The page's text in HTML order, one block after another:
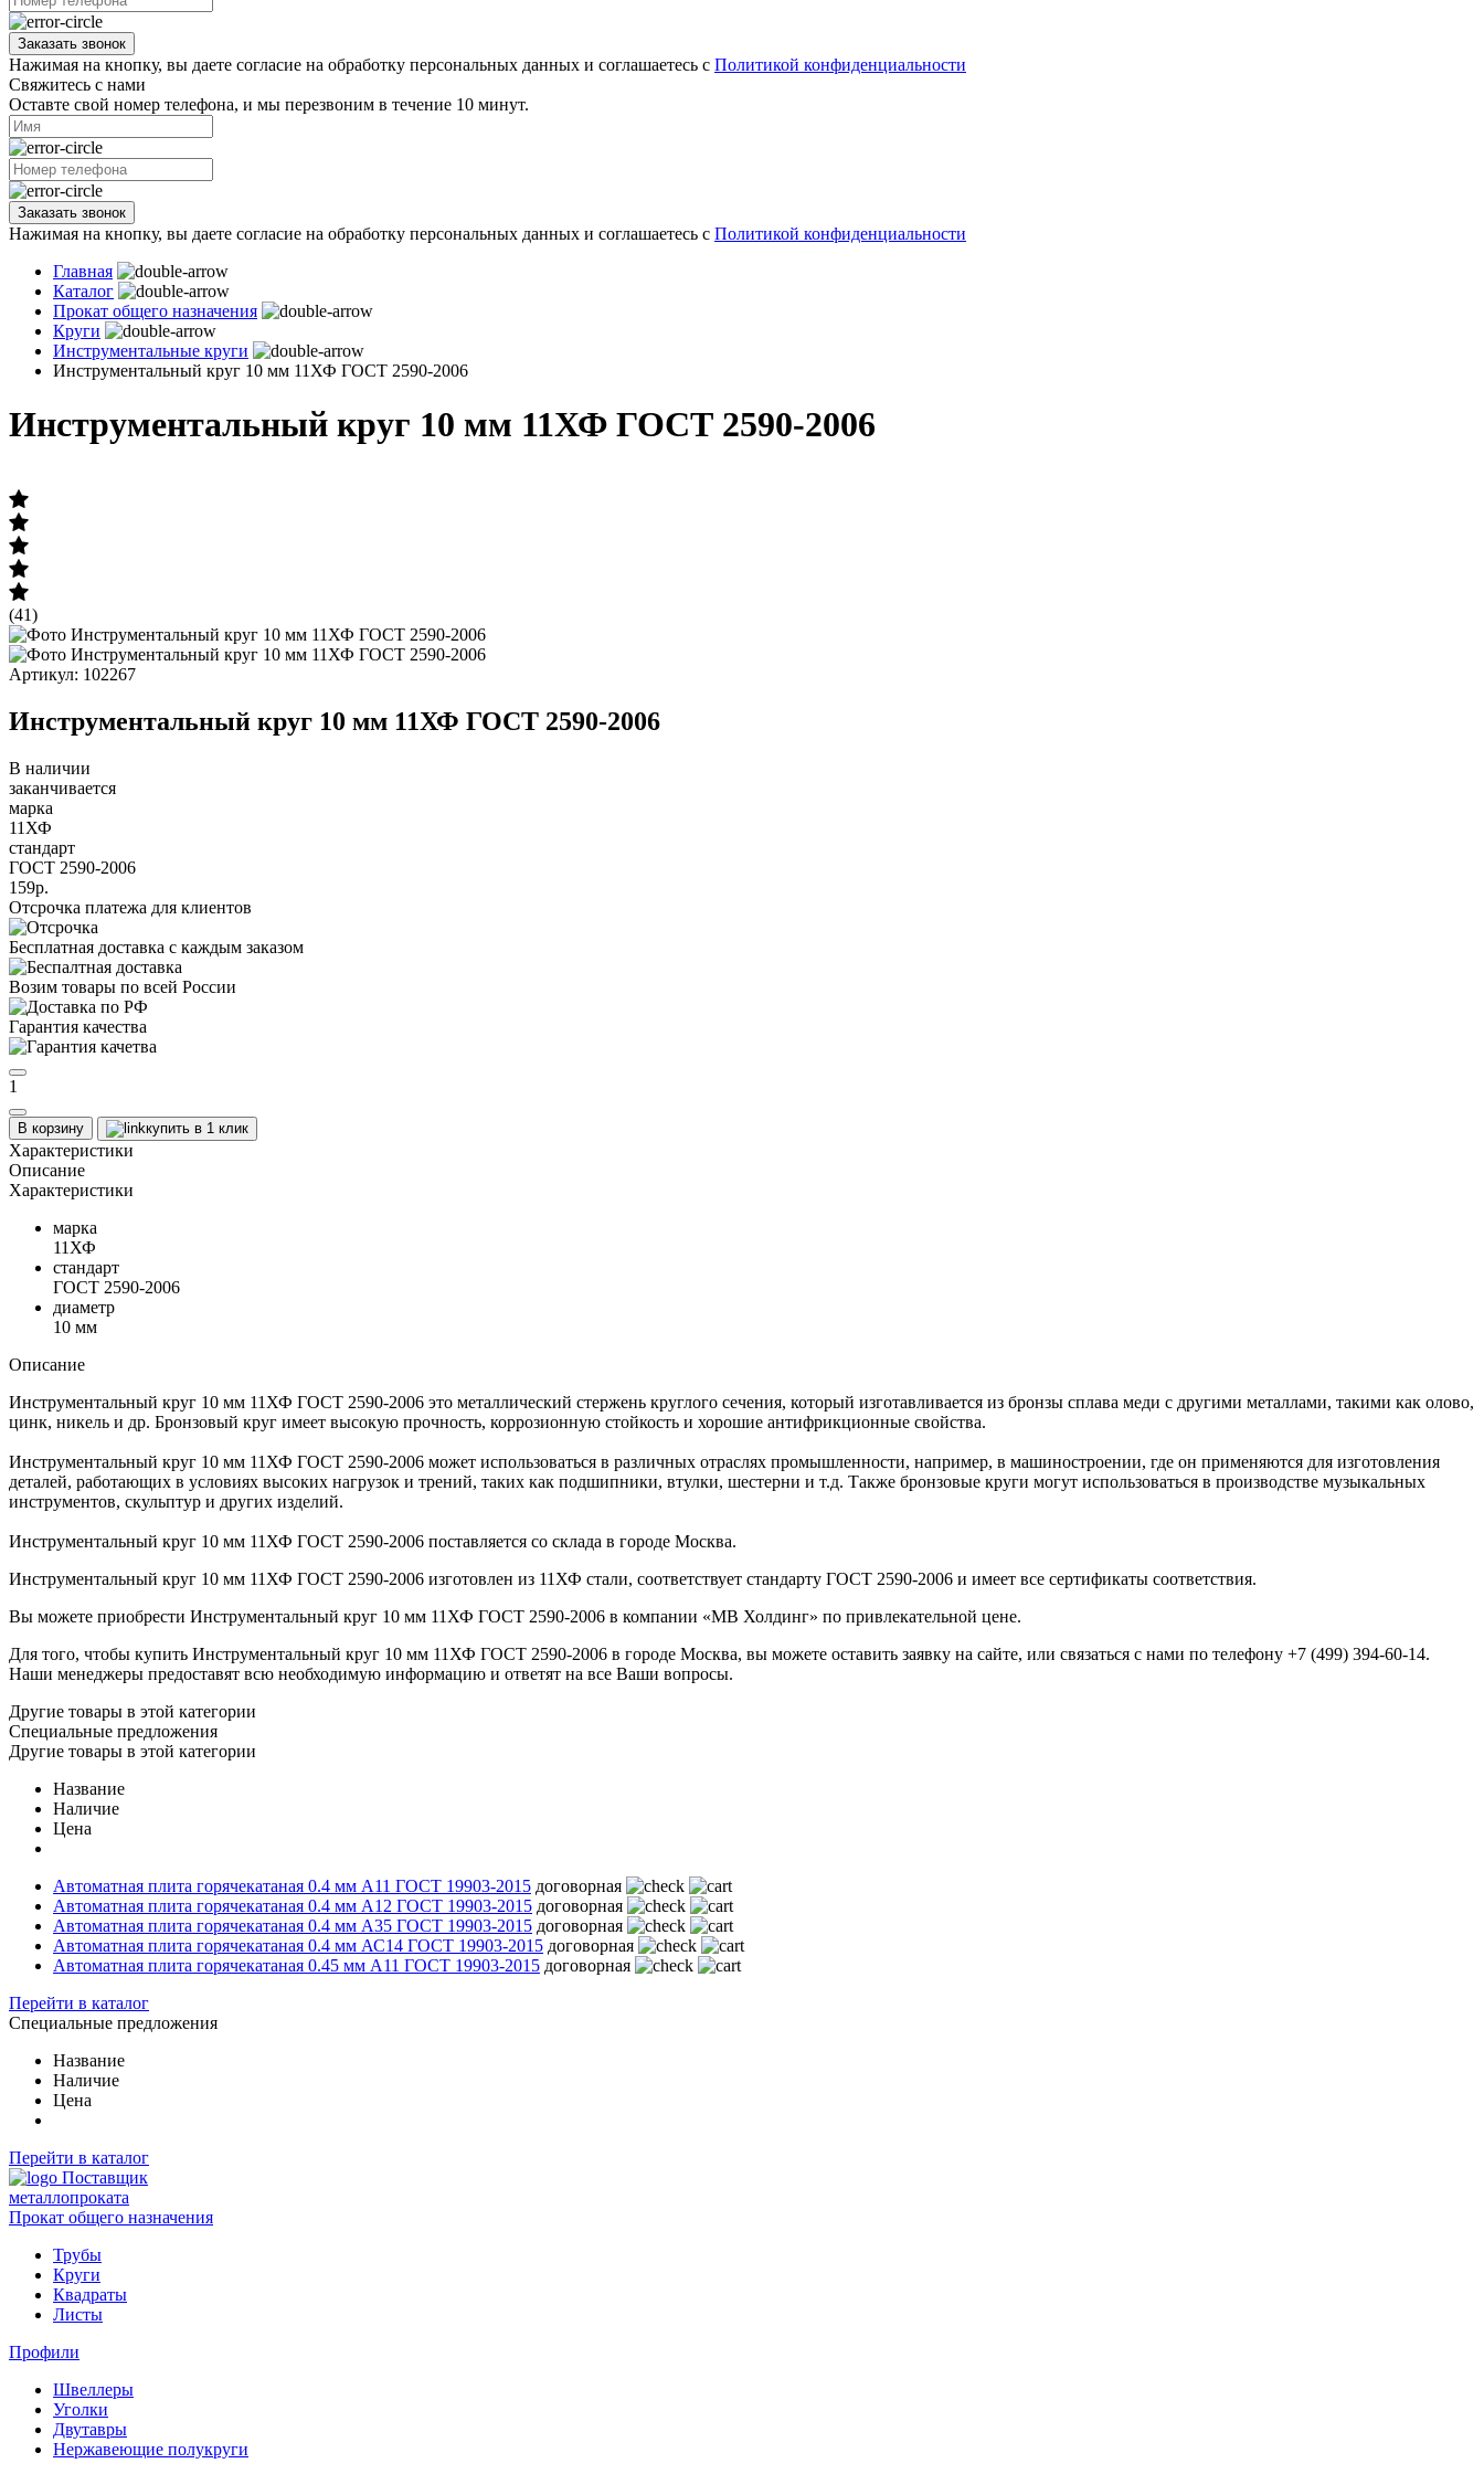
Заказать звонок
Нажимая на кнопку, вы даете согласие на обработку персональных данных и соглашаетесь с Политикой конфиденциальности
Свяжитесь с нами
Оставте свой номер телефона, и мы перезвоним в течение 10 минут.
Заказать звонок
Нажимая на кнопку, вы даете согласие на обработку персональных данных и соглашаетесь с Политикой конфиденциальности
Главная
Каталог
Прокат общего назначения
Круги
Инструментальные круги
Инструментальный круг 10 мм 11ХФ ГОСТ 2590-2006
Инструментальный круг 10 мм 11ХФ ГОСТ 2590-2006
(41)
Артикул: 102267
Инструментальный круг 10 мм 11ХФ ГОСТ 2590-2006
В наличии
заканчивается
марка
11ХФ
стандарт
ГОСТ 2590-2006
159р.
Отсрочка платежа для клиентов
Бесплатная доставка с каждым заказом
Возим товары по всей России
Гарантия качества
1
В корзину купить в 1 клик
Характеристики
Описание
Характеристики
марка
11ХФ
стандарт
ГОСТ 2590-2006
диаметр
10 мм
Описание
Инструментальный круг 10 мм 11ХФ ГОСТ 2590-2006 это металлический стержень круглого сечения, который изготавливается из бронзы сплава меди с другими металлами, такими как олово,
цинк, никель и др. Бронзовый круг имеет высокую прочность, коррозионную стойкость и хорошие антифрикционные свойства.
Инструментальный круг 10 мм 11ХФ ГОСТ 2590-2006 может использоваться в различных отраслях промышленности, например, в машиностроении, где он применяются для изготовления
деталей, работающих в условиях высоких нагрузок и трений, таких как подшипники, втулки, шестерни и т.д. Также бронзовые круги могут использоваться в производстве музыкальных
инструментов, скульптур и других изделий.
Инструментальный круг 10 мм 11ХФ ГОСТ 2590-2006 поставляется со склада в городе Москва.
Инструментальный круг 10 мм 11ХФ ГОСТ 2590-2006 изготовлен из 11ХФ стали, соответствует стандарту ГОСТ 2590-2006 и имеет все сертификаты соответствия.
Вы можете приобрести Инструментальный круг 10 мм 11ХФ ГОСТ 2590-2006 в компании «МВ Холдинг» по привлекательной цене.
Для того, чтобы купить Инструментальный круг 10 мм 11ХФ ГОСТ 2590-2006 в городе Москва, вы можете оставить заявку на сайте, или связаться с нами по телефону +7 (499) 394-60-14.
Наши менеджеры предоставят всю необходимую информацию и ответят на все Ваши вопросы.
Другие товары в этой категории
Специальные предложения
Другие товары в этой категории
Название
Наличие
Цена
Автоматная плита горячекатаная 0.4 мм А11 ГОСТ 19903-2015 договорная
Автоматная плита горячекатаная 0.4 мм А12 ГОСТ 19903-2015 договорная
Автоматная плита горячекатаная 0.4 мм А35 ГОСТ 19903-2015 договорная
Автоматная плита горячекатаная 0.4 мм АС14 ГОСТ 19903-2015 договорная
Автоматная плита горячекатаная 0.45 мм А11 ГОСТ 19903-2015 договорная
Перейти в каталог
Специальные предложения
Название
Наличие
Цена
Перейти в каталог
Поставщик
металлопроката
Прокат общего назначения
Трубы
Круги
Квадраты
Листы
Профили
Швеллеры
Уголки
Двутавры
Нержавеющие полукруги